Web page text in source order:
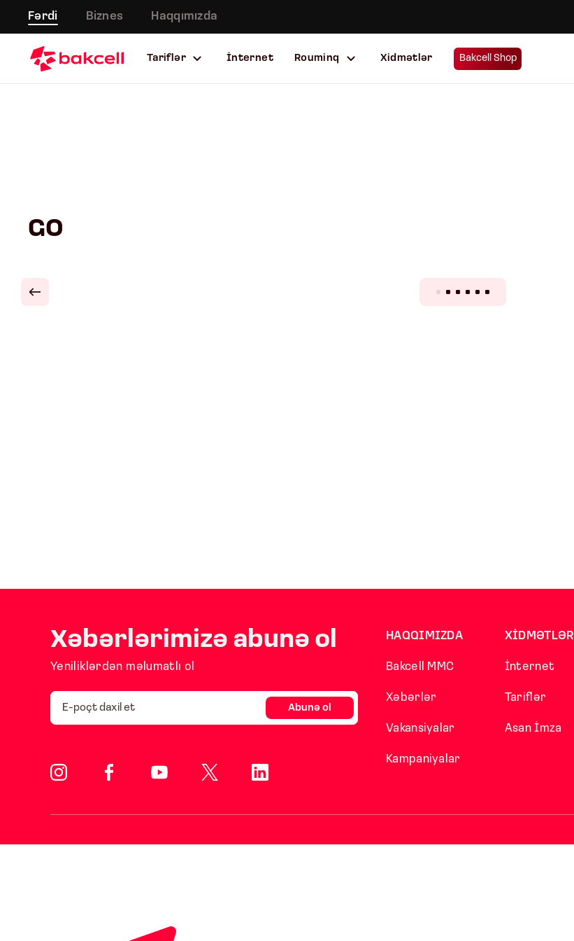
Fərdi Biznes Haqqımızda
Tariflər İnternet Rouminq Xidmətlər Bakcell Shop
GO
Xəbərlərimizə abunə ol
Yeniliklərdən məlumatlı ol
Abunə ol
HAQQIMIZDA
Bakcell MMC
Xəbərlər
Vakansiyalar
Kampaniyalar
XİDMƏTLƏR
İnternet
Tariflər
Asan İmza